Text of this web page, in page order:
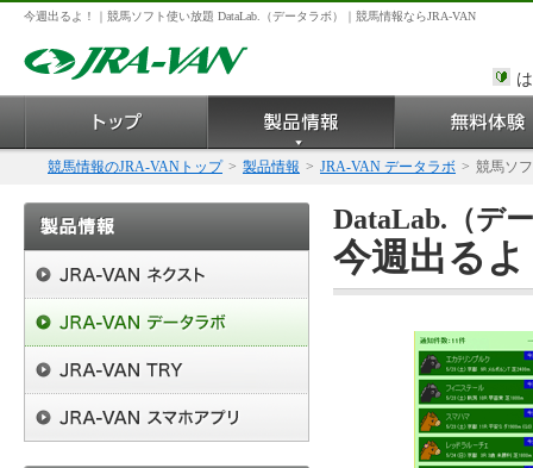
今週出るよ！｜競馬ソフト使い放題 DataLab.（データラボ）｜競馬情報ならJRA-VAN
競馬情報のJRA-VANトップ > 製品情報 > JRA-VAN データラボ > 競馬ソ
DataLab.（デ
今週出る